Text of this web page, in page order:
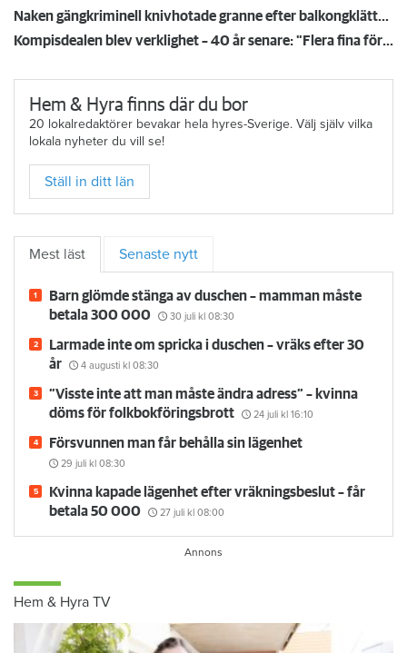
Naken gängkriminell knivhotade granne efter balkongklättring
Kompisdealen blev verklighet – 40 år senare: "Flera fina fördelar med att dela bostad"
Hem & Hyra finns där du bor
20 lokalredaktörer bevakar hela hyres-Sverige. Välj själv vilka
lokala nyheter du vill se!
Ställ in ditt län
Mest läst Senaste nytt
Barn glömde stänga av duschen – mamman måste
betala 300 000
30 juli kl 08:30
Larmade inte om spricka i duschen – vräks efter 30
år
4 augusti kl 08:30
”Visste inte att man måste ändra adress” – kvinna
döms för folkbokföringsbrott
24 juli kl 16:10
Försvunnen man får behålla sin lägenhet
29 juli kl 08:30
Kvinna kapade lägenhet efter vräkningsbeslut – får
betala 50 000
27 juli kl 08:00
Hem & Hyra TV